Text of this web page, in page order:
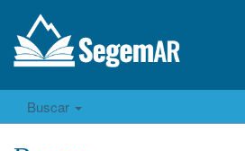
Buscar